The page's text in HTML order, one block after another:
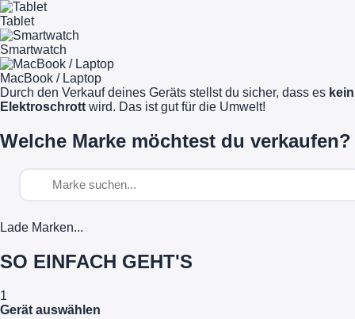
Tablet
Smartwatch
MacBook / Laptop
Durch den Verkauf deines Geräts stellst du sicher, dass es kein
Elektroschrott wird. Das ist gut für die Umwelt!
Welche Marke möchtest du verkaufen?
Lade Marken...
SO EINFACH GEHT'S
1
Gerät auswählen